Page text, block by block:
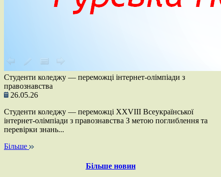
Студенти коледжу — переможці інтернет-олімпіади з
правознавства
26.05.26
Студенти коледжу — переможці ХХVІІІ Всеукраїнської
інтернет-олімпіади з правознавства З метою поглиблення та
перевірки знань...
Більше
Більше новин